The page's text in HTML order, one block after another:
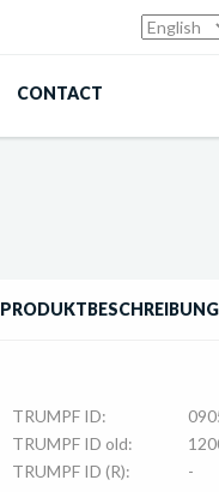
CONTACT
PRODUKTBESCHREIBUNG
TRUMPF ID:
TRUMPF ID old:
TRUMPF ID (R):
-